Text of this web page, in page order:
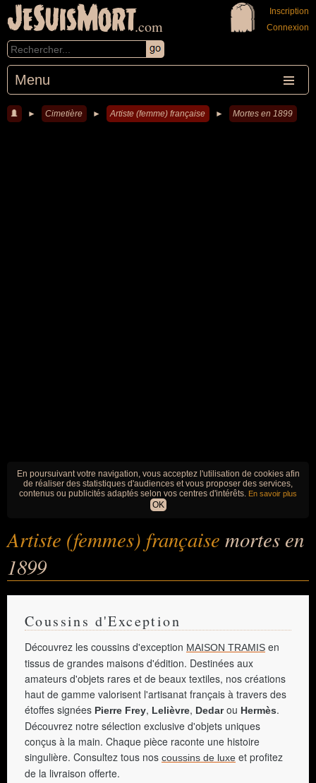
JeSuisMort.com
Menu
Inscription
Connexion
► Cimetière ► Artiste (femme) française ► Mortes en 1899
En poursuivant votre navigation, vous acceptez l'utilisation de cookies afin
de réaliser des statistiques d'audiences et vous proposer des services,
contenus ou publicités adaptés selon vos centres d'intérêts. En savoir plus
OK
Artiste (femmes) française mortes en
1899
Coussins d'Exception
Découvrez les coussins d'exception MAISON TRAMIS en
tissus de grandes maisons d'édition. Destinées aux
amateurs d'objets rares et de beaux textiles, nos créations
haut de gamme valorisent l'artisanat français à travers des
étoffes signées Pierre Frey, Lelièvre, Dedarou Hermès.
Découvrez notre sélection exclusive d'objets uniques
conçus à la main. Chaque pièce raconte une histoire
singulière. Consultez tous nos coussins de luxe et profitez
de la livraison offerte.